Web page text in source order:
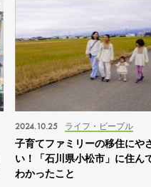
ライフ・ピープル
2024.10.25
子育てファミリーの移住にや
い！「石川県小松市」に住ん
わかったこと